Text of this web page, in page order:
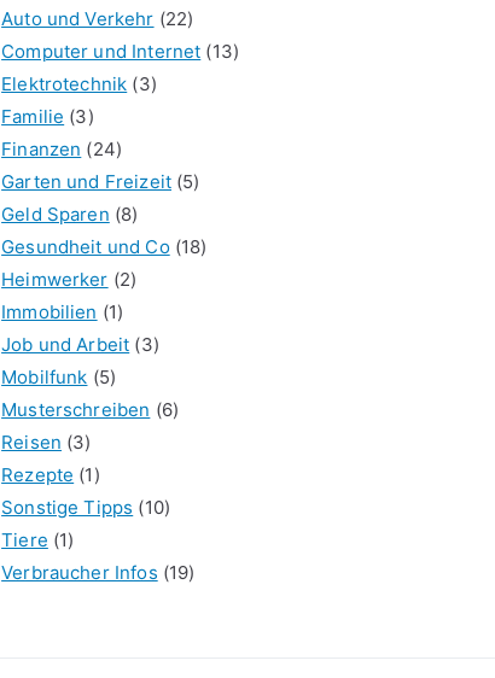
Auto und Verkehr (22)
Computer und Internet (13)
Elektrotechnik (3)
Familie (3)
Finanzen (24)
Garten und Freizeit(5)
Geld Sparen (8)
Gesundheit und Co(18)
Heimwerker (2)
Immobilien (1)
Job und Arbeit (3)
Mobilfunk (5)
Musterschreiben (6)
Reisen (3)
Rezepte (1)
Sonstige Tipps (10)
Tiere (1)
Verbraucher Infos (19)